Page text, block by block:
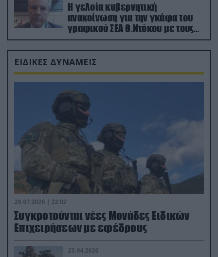
Η γελοία κυβερνητική
ανακοίνωση για την γκάφα του
γραφικού ΣΕΑ Θ.Ντόκου με τους
Ρώσους φαρσέρ
ΕΙΔΙΚΕΣ ΔΥΝΑΜΕΙΣ
29.07.2026 | 22:02
Συγκροτούνται νέες Μονάδες Ειδικών
Επιχειρήσεων με εφέδρους
23.04.2026